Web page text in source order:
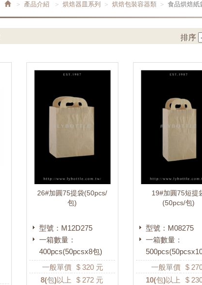
產品介紹 烘焙器皿系列 烘焙包裝容器類 食品烘焙紙
排序
26#加圓75提袋(50pcs/
包)
型號：M12D275
一箱數量：
400pcs(50pcsx8包)
一般單價 $ 320 元
8(包)以上 $ 272 元
19#加圓75短提
(50pcs/包)
型號：M08275
一箱數量：
一般單價
$
10(包)以上 $